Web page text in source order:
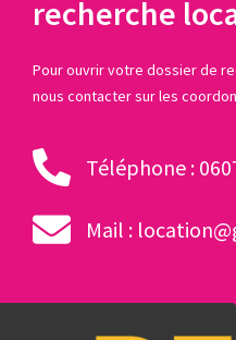
recherche
Pour ouvrir votre dossier de
nous contacter sur les
Téléphone :
Mail :